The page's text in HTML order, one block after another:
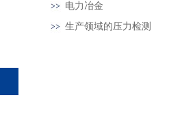
电力冶金
生产领域的压力检测